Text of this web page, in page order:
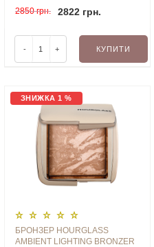
2850 грн.
2822 грн.
- + КУПИТИ
ЗНИЖКА 1 %
БРОНЗЕР HOURGLASS
AMBIENT LIGHTING BRONZER